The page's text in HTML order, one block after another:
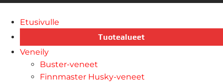
Etusivulle
Tuotealueet
Veneily
Buster-veneet
Finnmaster Husky-veneet